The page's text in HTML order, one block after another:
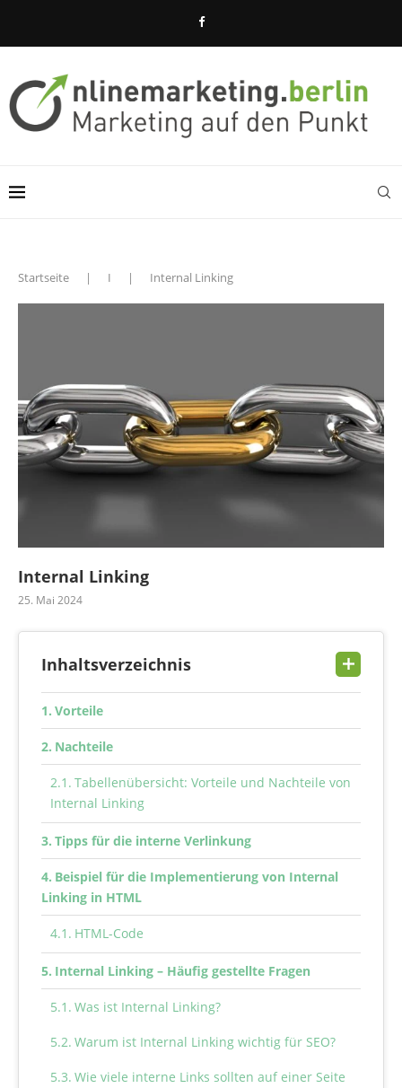
Startseite | I | Internal Linking
Internal Linking
25. Mai 2024
Inhaltsverzeichnis
Vorteile
Nachteile
Tabellenübersicht: Vorteile und Nachteile von
Internal Linking
Tipps für die interne Verlinkung
Beispiel für die Implementierung von Internal
Linking in HTML
HTML-Code
Internal Linking – Häufig gestellte Fragen
Was ist Internal Linking?
Warum ist Internal Linking wichtig für SEO?
Wie viele interne Links sollten auf einer Seite